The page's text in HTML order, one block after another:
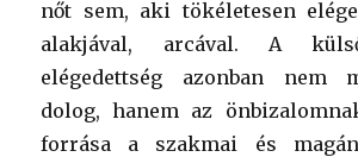
nőt sem, aki tökéletesen
alakjával, arcával. A
elégedettség azonban nem
dolog, hanem az
forrása a szakmai és